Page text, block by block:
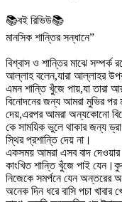
📚বই রিভিউ📚
মানসিক শান্তির সন্ধানে”
বিশ্বাস ও শান্তির মাঝে সম্পর্ক
আল্লাহ বলেন,যারা আল্লাহর
এমন শান্তি খুঁজে পায়,যা তারা
বিনোদনের জন্য আমরা মুভির পর
দেয়,এরপর আমরা অন্যকোনো
কে সাময়িক ভুলে থাকার জন্য
স্থির প্রশান্তি দেয় না।
একসময় আমরা এসব বাদ
কাংখিত শান্তি খুঁজে পাই
নিজেকে সমর্পনে যেন অন্তরের
অনেক দিন ধরে বাসি পচা খাবার